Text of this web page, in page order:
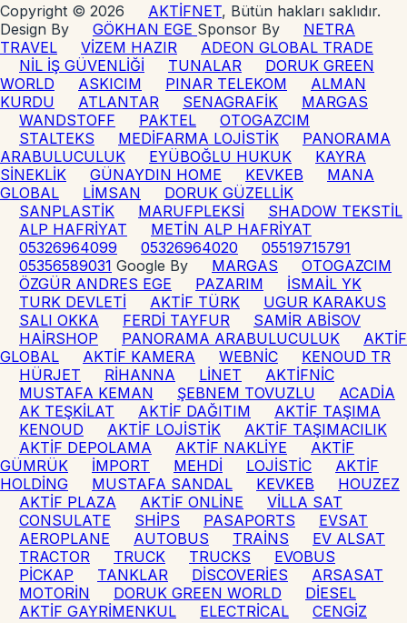
Copyright © 2026 AKTİFNET, Bütün hakları saklıdır.
Design By
GÖKHAN EGE Sponsor By
NETRA
TRAVEL
VİZEM HAZIR
ADEON GLOBAL TRADE
NİL İŞ GÜVENLİĞİ
TUNALAR
DORUK GREEN
WORLD
ASKICIM PINAR TELEKOM
ALMAN
KURDU
ATLANTAR SENAGRAFİK
MARGAS
WANDSTOFF
PAKTEL
OTOGAZCIM
STALTEKS
MEDİFARMA LOJİSTİK
PANORAMA
ARABULUCULUK
EYÜBOĞLU HUKUK
KAYRA
SİNEKLİK
GÜNAYDIN HOME KEVKEB
MANA
GLOBAL
LİMSAN
DORUK GÜZELLİK
SANPLASTİK
MARUFPLEKSİ
SHADOW TEKSTİL
ALP HAFRİYAT
METİN ALP HAFRİYAT
05326964099
05326964020
05519715791
05356589031 Google By MARGAS
OTOGAZCIM
ÖZGÜR ANDRES EGE
PAZARIM
İSMAİL YK
TURK DEVLETİ
AKTİF TÜRK
UGUR KARAKUS
SALI OKKA
FERDİ TAYFUR
SAMİR ABİSOV
HAİRSHOP
PANORAMA ARABULUCULUK
AKTİF
GLOBAL
AKTİF KAMERA WEBNİC
KENOUD TR
HÜRJET
RİHANNA LİNET
AKTİFNİC
MUSTAFA KEMAN
ŞEBNEM TOVUZLU
ACADİA
AK TEŞKİLAT
AKTİF DAĞITIM
AKTİF TAŞIMA
KENOUD
AKTİF LOJİSTİK
AKTİF TAŞIMACILIK
AKTİF DEPOLAMA
AKTİF NAKLİYE
AKTİF
GÜMRÜK
İMPORT MEHDİ LOJİSTİC
AKTİF
HOLDİNG
MUSTAFA SANDAL KEVKEB
HOUZEZ
AKTİF PLAZA
AKTİF ONLİNE
VİLLA SAT
CONSULATE
SHİPS PASAPORTS
EVSAT
AEROPLANE
AUTOBUS TRAİNS
EV ALSAT
TRACTOR
TRUCK TRUCKS
EVOBUS
PİCKAP
TANKLAR DİSCOVERİES
ARSASAT
MOTORİN
DORUK GREEN WORLD
DİESEL
AKTİF GAYRİMENKUL
ELECTRİCAL
CENGİZ